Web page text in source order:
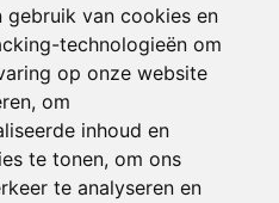
gebruik van cookies en
technologieën om
op onze website
om
inhoud en
te tonen, om ons
te analyseren en